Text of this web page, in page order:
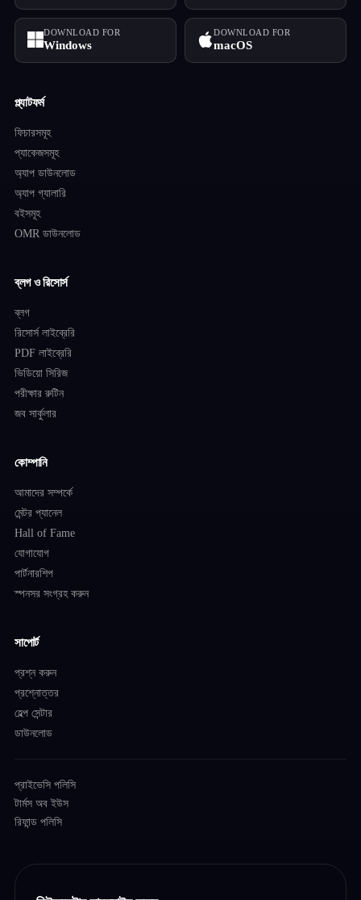
DOWNLOAD FOR
Windows
DOWNLOAD FOR
macOS
প্ল্যাটফর্ম
ফিচারসমূহ
প্যাকেজসমূহ
অ্যাপ ডাউনলোড
অ্যাপ গ্যালারি
বইসমূহ
OMR ডাউনলোড
ব্লগ ও রিসোর্স
ব্লগ
রিসোর্স লাইব্রেরি
PDF লাইব্রেরি
ভিডিয়ো সিরিজ
পরীক্ষার রুটিন
জব সার্কুলার
কোম্পানি
আমাদের সম্পর্কে
মেন্টর প্যানেল
Hall of Fame
যোগাযোগ
পার্টনারশিপ
স্পনসর সংগ্রহ করুন
সাপোর্ট
প্রশ্ন করুন
প্রশ্নোত্তর
হেল্প সেন্টার
ডাউনলোড
প্রাইভেসি পলিসি
টার্মস অব ইউস
রিফান্ড পলিসি